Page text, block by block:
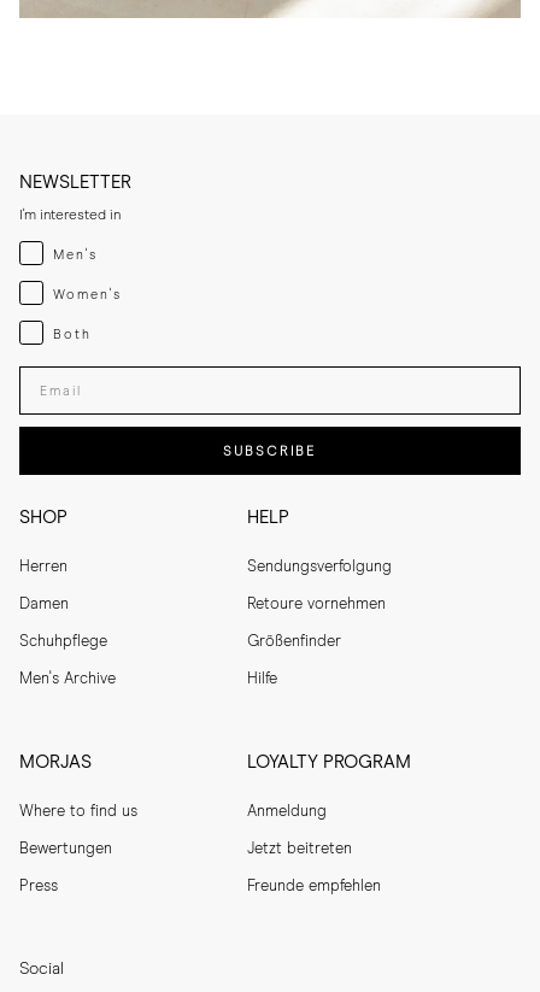
SHOP
Herren
Damen
Schuhpflege
Men's Archive
HELP
Sendungsverfolgung
Retoure vornehmen
Größenfinder
Hilfe
MORJAS
Where to find us
Bewertungen
Press
LOYALTY PROGRAM
Anmeldung
Jetzt beitreten
Freunde empfehlen
NEWSLETTER
I'm interested in
Menswear
Men's
Womenswear
Women's
Both
Both
Enter your email adress
SUBSCRIBE
Social